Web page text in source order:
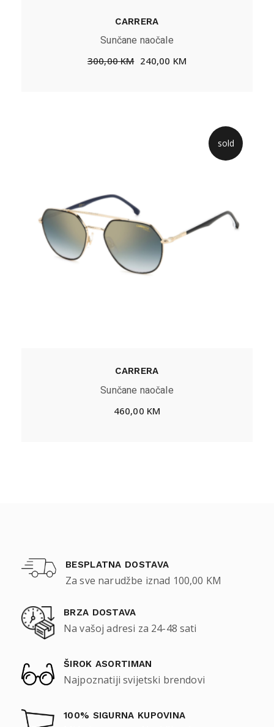
CARRERA
Sunčane naočale
300,00KM 240,00 KM
sold
CARRERA
Sunčane naočale
460,00 KM
BESPLATNA DOSTAVA
Za sve narudžbe iznad 100,00 KM
BRZA DOSTAVA
Na vašoj adresi za 24-48 sati
ŠIROK ASORTIMAN
Najpoznatiji svijetski brendovi
100% SIGURNA KUPOVINA